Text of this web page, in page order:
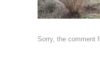
Sorry, the comment